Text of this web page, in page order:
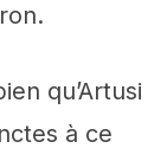
qu’Artusi
à ce